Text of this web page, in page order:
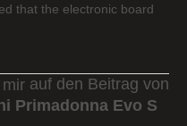
that the electronic board
auf den Beitrag von
Primadonna Evo S